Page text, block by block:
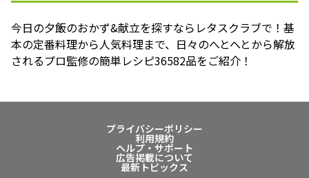
今日の夕飯のおかず&献立を探すならレタスクラブで！基
本の定番料理から人気料理まで、日々のへとへとから解放
されるプロ監修の簡単レシピ36582品をご紹介！
プライバシーポリシー
利用規約
ヘルプ・サポート
広告掲載について
最新トピックス